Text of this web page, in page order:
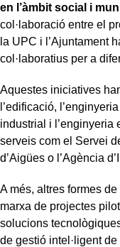
en l’àmbit social i
col·laboració entre el
la UPC i l’Ajuntament
col·laboratius per a
Aquestes iniciatives
l’edificació,
industrial i l’enginyeria
serveis com el Servei
d’Aigües o l’Agència
A més, altres formes
marxa de projectes
solucions
de gestió intel·ligent de